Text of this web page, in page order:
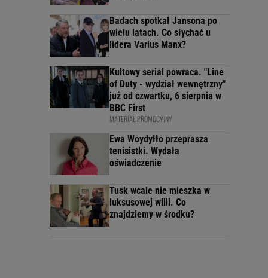
Badach spotkał Jansona po
wielu latach. Co słychać u
lidera Varius Manx?
Kultowy serial powraca. "Line
of Duty - wydział wewnętrzny"
już od czwartku, 6 sierpnia w
BBC First
MATERIAŁ PROMOCYJNY
Ewa Woydyłło przeprasza
tenisistki. Wydała
oświadczenie
Tusk wcale nie mieszka w
luksusowej willi. Co
znajdziemy w środku?